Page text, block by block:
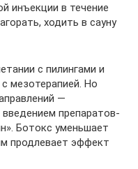
инъекции в течение
ходить в сауну
с пилингами и
мезотерапией. Но
—
препаратов-
Ботокс уменьшает
продлевает эффект